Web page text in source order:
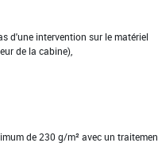
d'une intervention sur le matériel
de la cabine),
de 230 g/m² avec un